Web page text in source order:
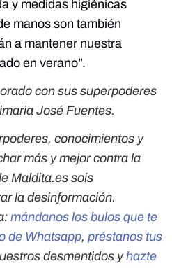
y medidas higiénicas
manos son también
a mantener nuestra
en verano”.
con sus superpoderes
José Fuentes.
conocimientos y
más y mejor contra la
Maldita.es sois
la desinformación.
mándanos los bulos que te
de Whatsapp, préstanos tus
desmentidos y hazte